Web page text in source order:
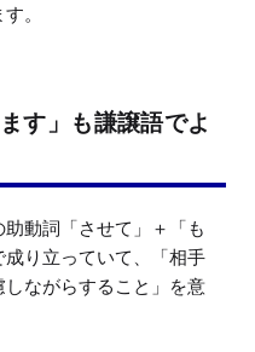
。
す」も謙譲語でよ
助動詞「させて」＋「も
り立っていて、「相手
ながらすること」を意